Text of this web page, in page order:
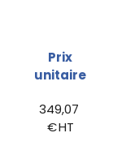
Prix
unitaire
349,07
€ HT